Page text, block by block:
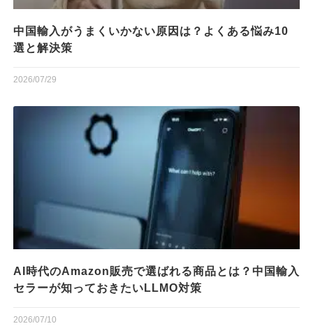
中国輸入がうまくいかない原因は？よくある悩み10
選と解決策
2026/07/29
AI時代のAmazon販売で選ばれる商品とは？中国輸入
セラーが知っておきたいLLMO対策
2026/07/10